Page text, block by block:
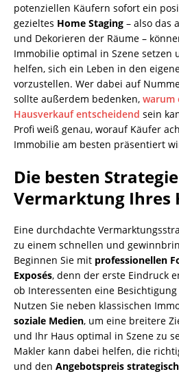
potenziellen Käufern sofort ein
gezieltes Home Staging – also das
und Dekorieren der Räume –
Immobilie optimal in Szene setzen
helfen, sich ein Leben in den
vorzustellen. Wer dabei auf
sollte außerdem bedenken, warum
Hausverkauf entscheidend sein
Profi weiß genau, worauf Käufer
Immobilie am besten präsentiert
Die besten
Vermarktung Ihres
Eine durchdachte
zu einem schnellen und
Beginnen Sie mit professionellen
Exposés, denn der erste Eindruck
ob Interessenten eine
Nutzen Sie neben klassischen
soziale Medien, um eine breitere
und Ihr Haus optimal in Szene zu
Makler kann dabei helfen, die
und den Angebotspreis